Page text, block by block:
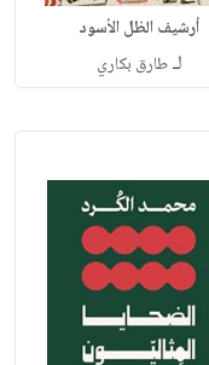
أرشيف الظل الأسود
لـطارق بكاري